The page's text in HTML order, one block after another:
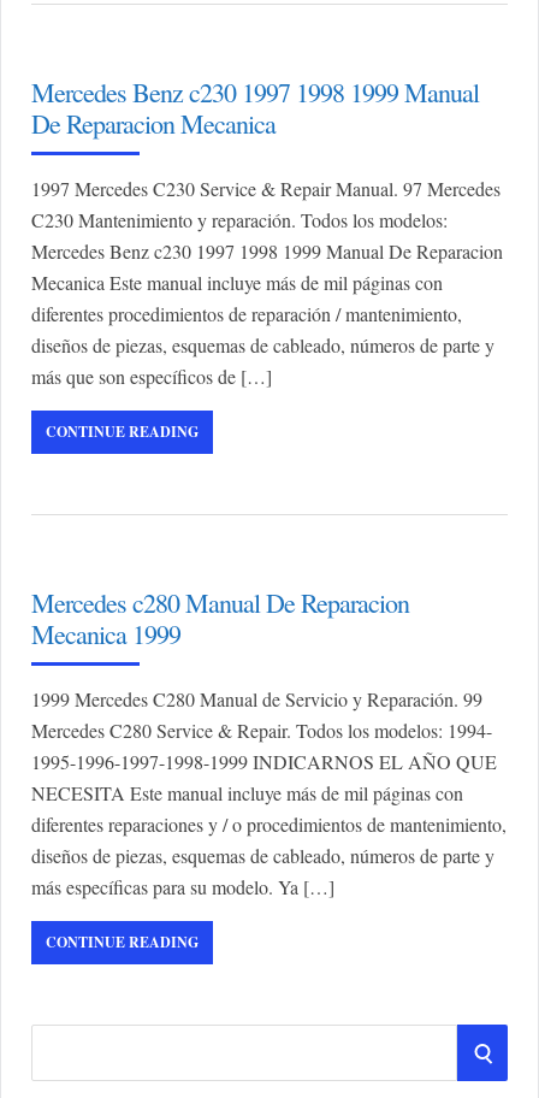
Mercedes Benz c230 1997 1998 1999 Manual
De Reparacion Mecanica
1997 Mercedes C230 Service & Repair Manual. 97 Mercedes
C230 Mantenimiento y reparación. Todos los modelos:
Mercedes Benz c230 1997 1998 1999 Manual De Reparacion
Mecanica Este manual incluye más de mil páginas con
diferentes procedimientos de reparación / mantenimiento,
diseños de piezas, esquemas de cableado, números de parte y
más que son específicos de […]
CONTINUE READING
Mercedes c280 Manual De Reparacion
Mecanica 1999
1999 Mercedes C280 Manual de Servicio y Reparación. 99
Mercedes C280 Service & Repair. Todos los modelos: 1994-
1995-1996-1997-1998-1999 INDICARNOS EL AÑO QUE
NECESITA Este manual incluye más de mil páginas con
diferentes reparaciones y / o procedimientos de mantenimiento,
diseños de piezas, esquemas de cableado, números de parte y
más específicas para su modelo. Ya […]
CONTINUE READING
S